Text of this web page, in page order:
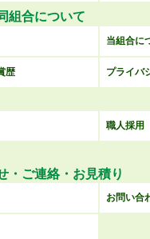
組合について
当組合に
歴 プライバ
職人採用
・ご連絡・お見積り
お問い合